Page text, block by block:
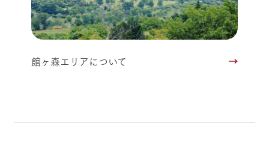
館ヶ森エリアについて